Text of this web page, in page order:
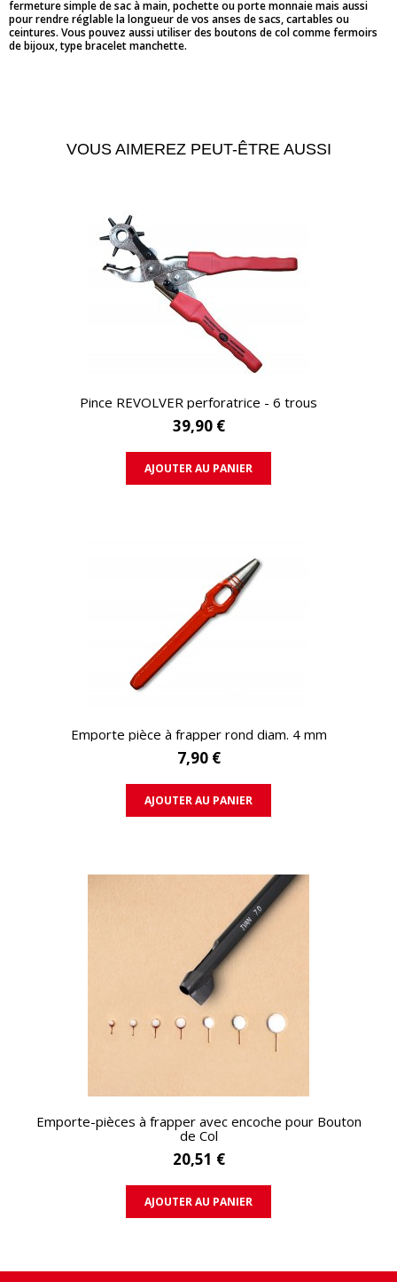
fermeture simple de sac à main, pochette ou porte monnaie mais aussi
pour rendre réglable la longueur de vos anses de sacs, cartables ou
ceintures. Vous pouvez aussi utiliser des boutons de col comme fermoirs
de bijoux, type bracelet manchette.
VOUS AIMEREZ PEUT-ÊTRE AUSSI
APERÇU RAPIDE
Pince REVOLVER perforatrice - 6 trous
39,90 €
AJOUTER AU PANIER
APERÇU RAPIDE
Emporte pièce à frapper rond diam. 4 mm
7,90 €
AJOUTER AU PANIER
APERÇU RAPIDE
Emporte-pièces à frapper avec encoche pour Bouton
de Col
20,51 €
AJOUTER AU PANIER